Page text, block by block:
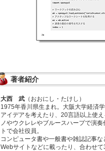
著者紹介
大西 武（おおにし・たけし）
1975年香川県生まれ。大阪大学経済
アイデアを考えたり、20言語以上使
ノやウクレレやブルースハープで演
トで会社役員。
コンピュータ書や一般書や雑誌記事
Webサイトなどに載ったり、合わせ